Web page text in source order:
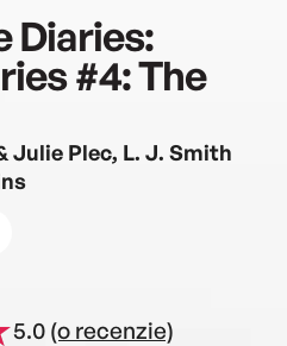
Diaries:
#4: The
Julie Plec, L. J. Smith
5.0 (o recenzie)